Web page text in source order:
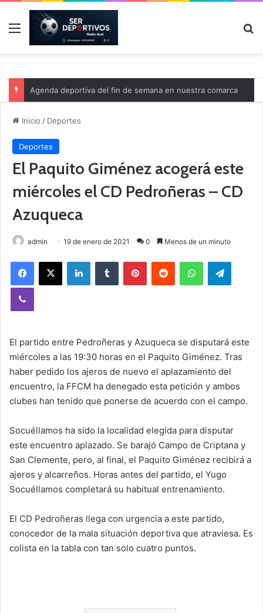
Menú
Agenda deportiva del fin de semana en nuestra comarca
Inicio / Deportes
Deportes
El Paquito Giménez acogerá este
miércoles el CD Pedroñeras – CD
Azuqueca
admin 19 de enero de 2021 0 Menos de un minuto
El partido entre Pedroñeras y Azuqueca se disputará este
miércoles a las 19:30 horas en el Paquito Giménez. Tras
haber pedido los ajeros de nuevo el aplazamiento del
encuentro, la FFCM ha denegado esta petición y ambos
clubes han tenido que ponerse de acuerdo con el campo.
Socuéllamos ha sido la localidad elegida para disputar
este encuentro aplazado. Se barajó Campo de Criptana y
San Clemente, pero, al final, el Paquito Giménez recibirá a
ajeros y alcarreños. Horas antes del partido, el Yugo
Socuéllamos completará su habitual entrenamiento.
El CD Pedroñeras llega con urgencia a este partido,
conocedor de la mala situación deportiva que atraviesa. Es
colista en la tabla con tan solo cuatro puntos.